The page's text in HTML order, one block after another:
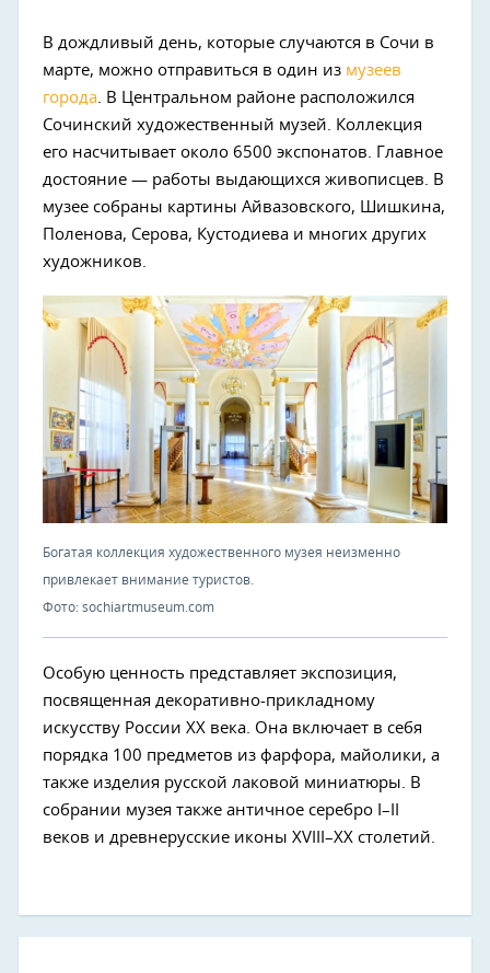
В дождливый день, которые случаются в Сочи в
марте, можно отправиться в один из музеев
города. В Центральном районе расположился
Сочинский художественный музей. Коллекция
его насчитывает около 6500 экспонатов. Главное
достояние — работы выдающихся живописцев. В
музее собраны картины Айвазовского, Шишкина,
Поленова, Серова, Кустодиева и многих других
художников.
Богатая коллекция художественного музея неизменно
привлекает внимание туристов.
Фото: sochiartmuseum.com
Особую ценность представляет экспозиция,
посвященная декоративно-прикладному
искусству России XX века. Она включает в себя
порядка 100 предметов из фарфора, майолики, а
также изделия русской лаковой миниатюры. В
собрании музея также античное серебро I–II
веков и древнерусские иконы XVIII–XX столетий.